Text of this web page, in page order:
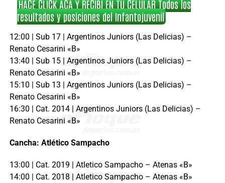
HACÉ CLICK ACÁ Y RECIBÍ EN TU CELULAR Todos los
resultados y posiciones del Infantojuvenil
12:00 | Sub 17 | Argentinos Juniors (Las Delicias) –
Renato Cesarini «B»
13:40 | Sub 15 | Argentinos Juniors (Las Delicias) –
Renato Cesarini «B»
15:10 | Sub 13 | Argentinos Juniors (Las Delicias) –
Renato Cesarini «B»
16:30 | Cat. 2014 | Argentinos Juniors (Las Delicias) –
Renato Cesarini «B»
Cancha: Atlético Sampacho
13:00 | Cat. 2019 | Atletico Sampacho – Atenas «B»
14:00 | Cat. 2018 | Atletico Sampacho – Atenas «B»